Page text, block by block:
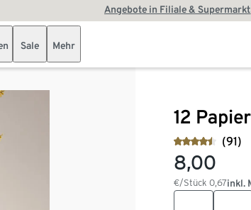
Angebote in Filiale & Supermarkt
Sale Mehr
12
(91)
8,00
€/Stück0,67inkl.